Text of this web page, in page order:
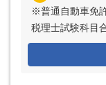
※普通自動車免
税理士試験科目